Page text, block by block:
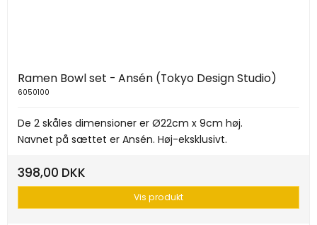
Ramen Bowl set - Ansén (Tokyo Design Studio)
6050100
De 2 skåles dimensioner er Ø22cm x 9cm høj.
Navnet på sættet er Ansén. Høj-eksklusivt.
398,00 DKK
Vis produkt